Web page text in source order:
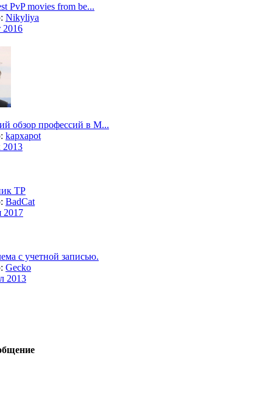
PvP movies from be...
Nikyliya
2016
обзор профессий в M...
kapxapot
2013
ТР
BadCat
2017
с учетной записью.
Gecko
2013